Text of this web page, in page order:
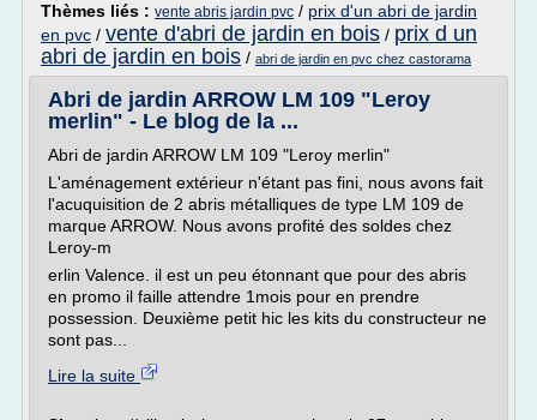
Thèmes liés : vente abris jardin pvc / prix d'un abri de jardin
en pvc / vente d'abri de jardin en bois / prix d un
abri de jardin en bois / abri de jardin en pvc chez castorama
Abri de jardin ARROW LM 109 "Leroy
merlin" - Le blog de la ...
Abri de jardin ARROW LM 109 "Leroy merlin"
L'aménagement extérieur n'étant pas fini, nous avons fait
l'acuquisition de 2 abris métalliques de type LM 109 de
marque ARROW. Nous avons profité des soldes chez
Leroy-m
erlin Valence. il est un peu étonnant que pour des abris
en promo il faille attendre 1mois pour en prendre
possession. Deuxième petit hic les kits du constructeur ne
sont pas...
Lire la suite